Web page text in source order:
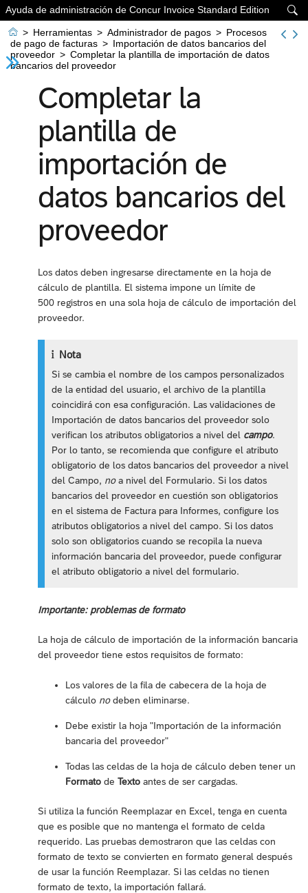

Ayuda de administración de Concur Invoice Standard Edition
 > Herramientas > Administrador de pagos > Procesos
de pago de facturas > Importación de datos bancarios del
proveedor > Completar la plantilla de importación de datos
bancarios del proveedor
Completar la
plantilla de
importación de
datos bancarios del
proveedor
Los datos deben ingresarse directamente en la hoja de
cálculo de plantilla. El sistema impone un límite de
500 registros en una sola hoja de cálculo de importación del
proveedor.
Nota
Si se cambia el nombre de los campos personalizados
de la entidad del usuario, el archivo de la plantilla
coincidirá con esa configuración. Las validaciones de
Importación de datos bancarios del proveedor solo
verifican los atributos obligatorios a nivel del campo.
Por lo tanto, se recomienda que configure el atributo
obligatorio de los datos bancarios del proveedor a nivel
del Campo, noa nivel del Formulario. Si los datos
bancarios del proveedor en cuestión son obligatorios
en el sistema de Factura para Informes, configure los
atributos obligatorios a nivel del campo. Si los datos
solo son obligatorios cuando se recopila la nueva
información bancaria del proveedor, puede configurar
el atributo obligatorio a nivel del formulario.
Importante: problemas de formato
La hoja de cálculo de importación de la información bancaria
del proveedor tiene estos requisitos de formato:
Los valores de la fila de cabecera de la hoja de
cálculo nodeben eliminarse.
Debe existir la hoja "Importación de la información
bancaria del proveedor"
Todas las celdas de la hoja de cálculo deben tener un
Formato de Texto antes de ser cargadas.
Si utiliza la función Reemplazar en Excel, tenga en cuenta
que es posible que no mantenga el formato de celda
requerido. Las pruebas demostraron que las celdas con
formato de texto se convierten en formato general después
de usar la función Reemplazar. Si las celdas no tienen
formato de texto, la importación fallará.